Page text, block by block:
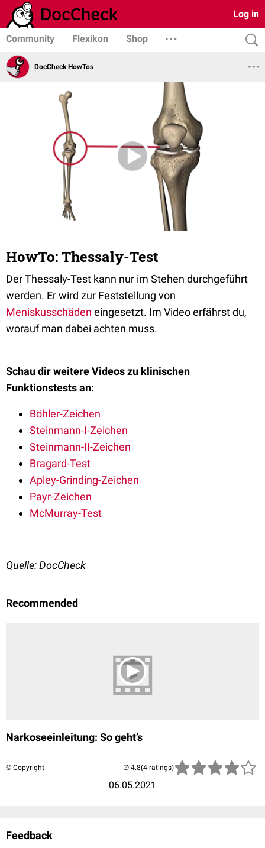
Log in
Community Flexikon Shop
DocCheck HowTos
HowTo: Thessaly-Test
Der Thessaly-Test kann nur im Stehen durchgeführt
werden. Er wird zur Feststellung von
Meniskusschäden eingesetzt. Im Video erfährst du,
worauf man dabei achten muss.
Schau dir weitere Videos zu klinischen
Funktionstests an:
Böhler-Zeichen
Steinmann-I-Zeichen
Steinmann-II-Zeichen
Bragard-Test
Apley-Grinding-Zeichen
Payr-Zeichen
McMurray-Test
Quelle: DocCheck
Recommended
Narkoseeinleitung: So geht’s
© Copyright
06.05.2021
(4 ratings)
Feedback